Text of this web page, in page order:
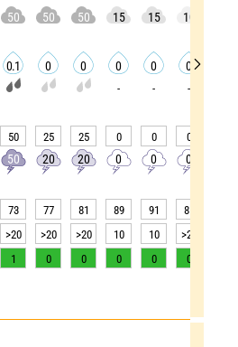
50 50 50 15 15 10
0.1 0 0 0 0 0
- - -
50 25 25 0 0 0
50 20 20 0 0 0
73 77 81 89 91 81
>20 >20 >20 10 10 >20
1 0 0 0 0 0